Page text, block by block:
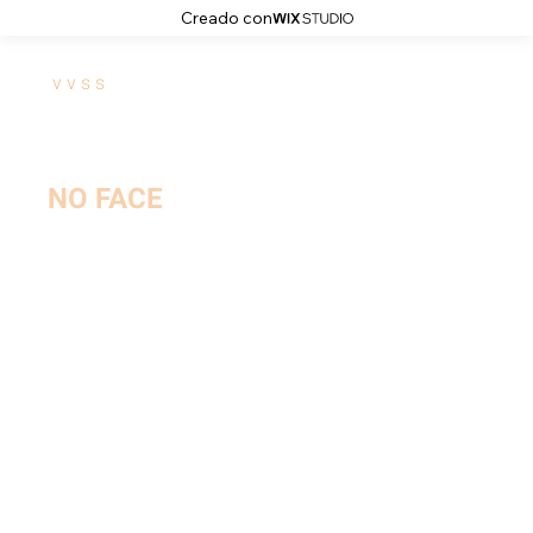
Creado con
NO FACE
v v s s